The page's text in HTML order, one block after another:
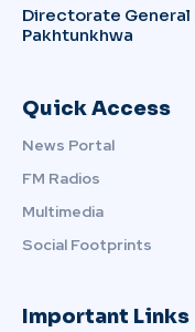
Directorate General
Pakhtunkhwa
Quick Access
News Portal
FM Radios
Multimedia
Social Footprints
Important Links